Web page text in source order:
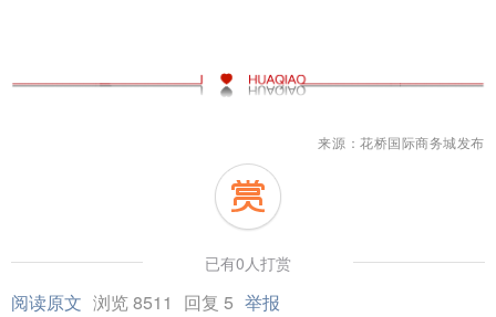
来源：花桥国际商务城发布
已有0人打赏
阅读原文 浏览 8511 回复 5 举报